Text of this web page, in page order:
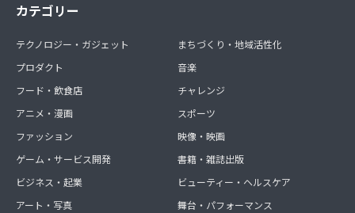
カテゴリー
テクノロジー・ガジェット
プロダクト
フード・飲食店
アニメ・漫画
ファッション
ゲーム・サービス開発
ビジネス・起業
アート・写真
まちづくり・地域活性化
音楽
チャレンジ
スポーツ
映像・映画
書籍・雑誌出版
ビューティー・ヘルスケア
舞台・パフォーマンス